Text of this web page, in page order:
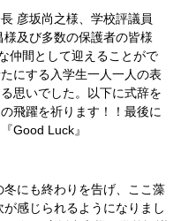
彦坂尚之様、学校評議員
及び多数の保護者の皆様
仲間として迎えることがで
にする入学生一人一人の表
思いでした。以下に式辞を
飛躍を祈ります！！最後に
Good Luck』
にも終わりを告げ、ここ藻
感じられるようになりまし